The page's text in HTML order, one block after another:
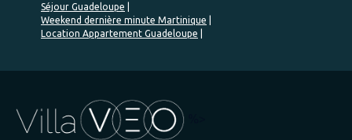
Séjour Guadeloupe
Weekend dernière minute Martinique
Location Appartement Guadeloupe